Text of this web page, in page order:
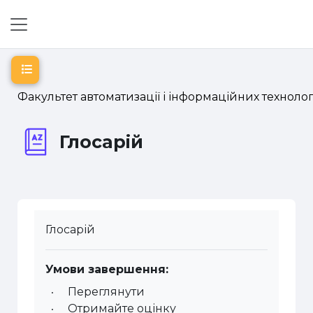
Факультет автоматизації і інформаційних
Глосарій
Відкритий покажчик курсу
Глосарій
Умови завершення:
Переглянути
Отримайте оцінку